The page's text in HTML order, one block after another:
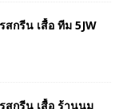
สกรีน เสื้อ ทีม 5JW
สกรีน เสื้อ ร้านนม